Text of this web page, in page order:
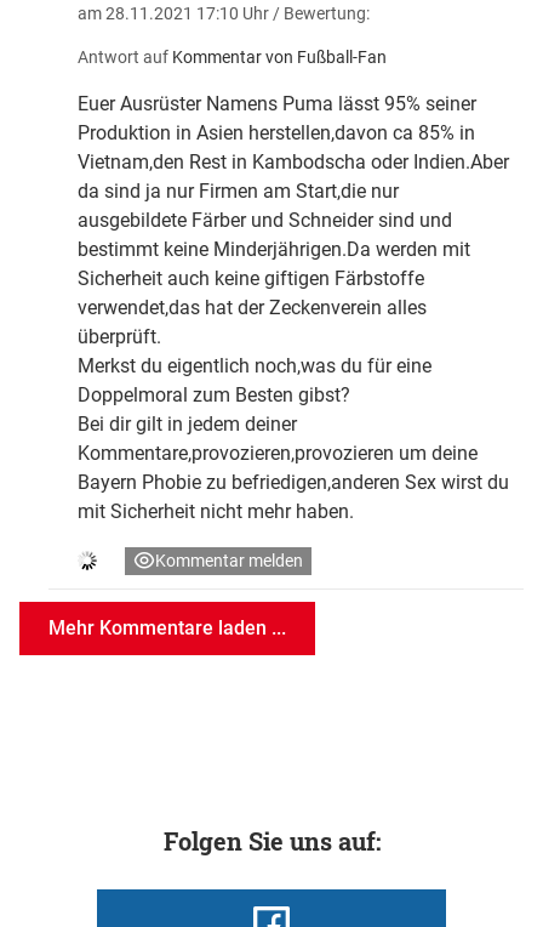
am 28.11.2021 17:10 Uhr / Bewertung:
Antwort auf Kommentar von Fußball-Fan
Euer Ausrüster Namens Puma lässt 95% seiner
Produktion in Asien herstellen,davon ca 85% in
Vietnam,den Rest in Kambodscha oder Indien.Aber
da sind ja nur Firmen am Start,die nur
ausgebildete Färber und Schneider sind und
bestimmt keine Minderjährigen.Da werden mit
Sicherheit auch keine giftigen Färbstoffe
verwendet,das hat der Zeckenverein alles
überprüft.
Merkst du eigentlich noch,was du für eine
Doppelmoral zum Besten gibst?
Bei dir gilt in jedem deiner
Kommentare,provozieren,provozieren um deine
Bayern Phobie zu befriedigen,anderen Sex wirst du
mit Sicherheit nicht mehr haben.
Kommentar melden
Mehr Kommentare laden ...
Folgen Sie uns auf: